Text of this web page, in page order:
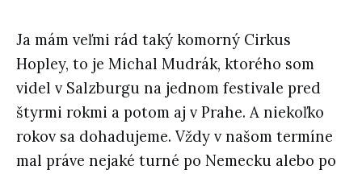
Ja mám veľmi rád taký komorný Cirkus
Hopley, to je Michal Mudrák, ktorého som
videl v Salzburgu na jednom festivale pred
štyrmi rokmi a potom aj v Prahe. A niekoľko
rokov sa dohadujeme. Vždy v našom termíne
mal práve nejaké turné po Nemecku alebo po